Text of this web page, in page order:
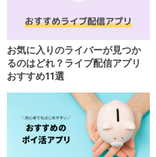
お気に入りのライバーが見つか
るのはどれ？ライブ配信アプリ
おすすめ11選